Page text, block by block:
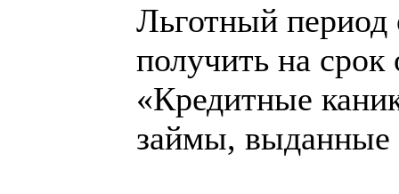
Льготный
получить на
«Кредитные
займы, выданные